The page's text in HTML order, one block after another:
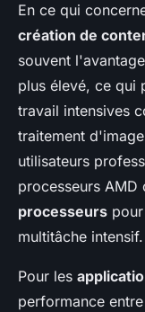
En ce qui
création de
souvent
plus élevé, ce qui
travail intensives
traitement
utilisateurs
processeurs AMD
processeurs
multitâche intensif.
Pour les
performance